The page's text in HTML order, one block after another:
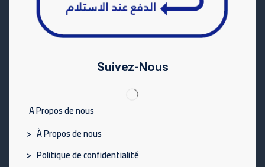
Suivez-Nous
A Propos de nous
> À Propos de nous
> Politique de confidentialité